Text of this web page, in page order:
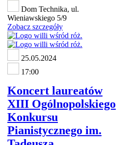
Dom Technika, ul.
Wieniawskiego 5/9
Zobacz szczegóły
25.05.2024
17:00
Koncert laureatów
XIII Ogólnopolskiego
Konkursu
Pianistycznego im.